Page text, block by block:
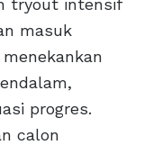
tryout intensif
masuk
progres.
calon